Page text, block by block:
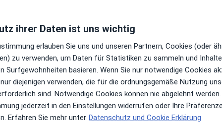
mich, dass Sie sich für mich und
interessieren. Ich bin Heilpraktikerin aus Leidenschaft.
und die medizinischen
der Lebensqualität von Patienten
Bestandteil meines
ihrer Daten ist uns wichtig
erlauben Sie uns und unseren Partnern, Cookies (oder
zu verwenden, um Daten für Statistiken zu sammeln und
Surfgewohnheiten basieren. Wenn Sie nur notwendige Cookies
diejenigen verwenden, die für die ordnungsgemäße Nutzung
sind. Notwendige Cookies können nie abgelehnt werden.
jederzeit in den Einstellungen widerrufen oder Ihre
Erfahren Sie mehr unter Datenschutz und Cookie Erklärung